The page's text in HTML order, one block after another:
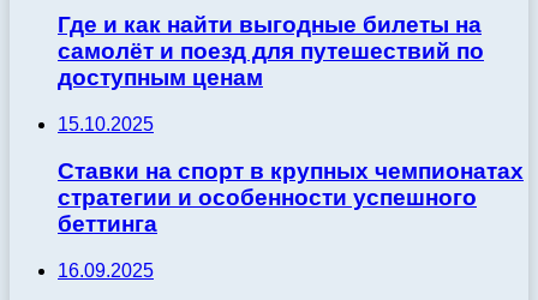
Где и как найти выгодные билеты на
самолёт и поезд для путешествий по
доступным ценам
15.10.2025
Ставки на спорт в крупных чемпионатах
стратегии и особенности успешного
беттинга
16.09.2025